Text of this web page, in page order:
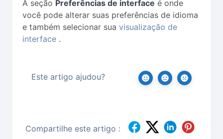
A seção Preferências de interface é onde
você pode alterar suas preferências de idioma
e também selecionar sua visualização de
interface .
Este artigo ajudou?
Compartilhe este artigo :